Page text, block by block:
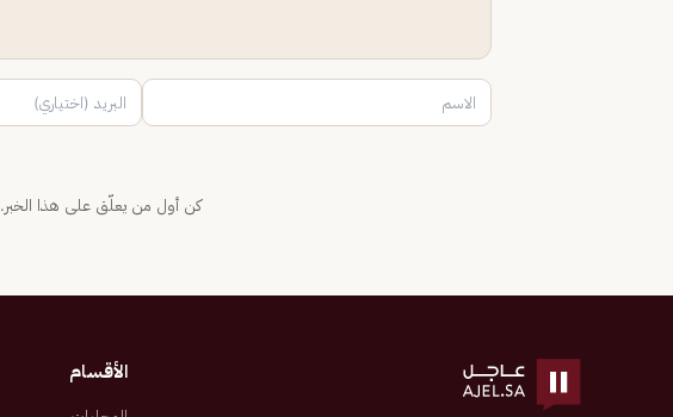
كن أول من يعلّق على هذا الخبر.
الأقسام